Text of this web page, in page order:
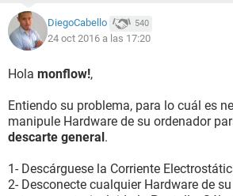
DiegoCabello 540
24 oct 2016 a las 17:20
Hola monflow!,
Entiendo su problema, para lo cuál es
manipule Hardware de su ordenador
descarte general.
1- Descárguese la Corriente
2- Desconecte cualquier Hardware de